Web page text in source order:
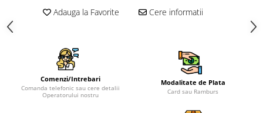
Adauga la Favorite Cere informatii
Comenzi/Intrebari
Comanda telefonic sau cere detalii
Operatorului nostru
Modalitate de Plata
Card sau Ramburs